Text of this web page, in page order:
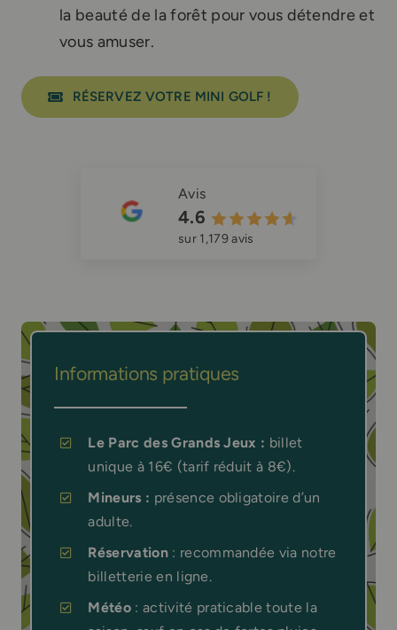
Avis
4.6
sur 1,179 avis
la beauté de la forêt pour vous détendre et
vous amuser.
RÉSERVEZ VOTRE MINI GOLF !
Informations pratiques
Le Parc des Grands Jeux : billet
unique à 16€ (tarif réduit à 8€).
Mineurs : présence obligatoire d’un
adulte.
Réservation: recommandée via notre
billetterie en ligne.
Météo: activité praticable toute la